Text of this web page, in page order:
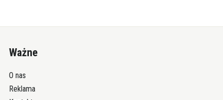
Ważne
O nas
Reklama